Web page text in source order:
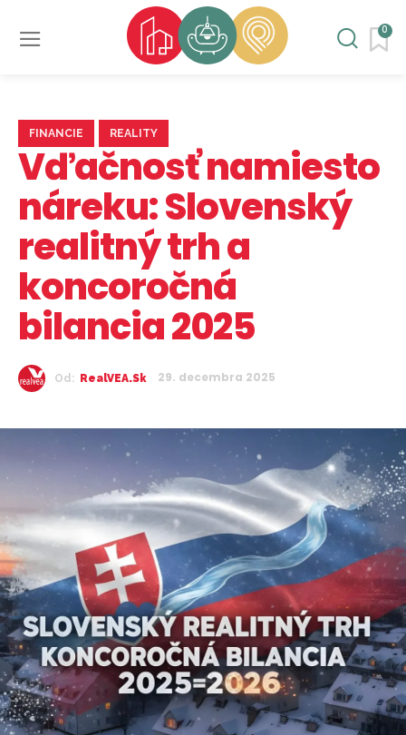
0
FINANCIE REALITY
Vďačnosť namiesto
náreku: Slovenský
realitný trh a
koncoročná
bilancia 2025
Od: RealVEA.sk 29. decembra 2025